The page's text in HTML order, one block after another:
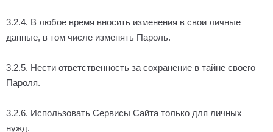
3.2.4. В любое время вносить изменения в свои личные
данные, в том числе изменять Пароль.
3.2.5. Нести ответственность за сохранение в тайне своего
Пароля.
3.2.6. Использовать Сервисы Сайта только для личных
нужд.